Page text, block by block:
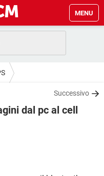
MENU
GAMING
Successivo
dal pc al cell